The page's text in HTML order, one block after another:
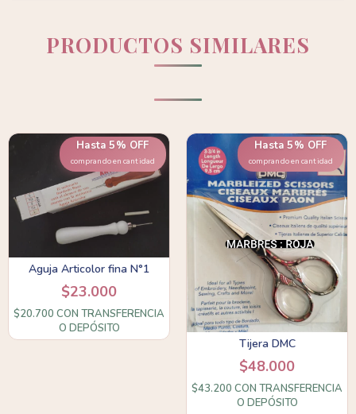
PRODUCTOS SIMILARES
Hasta 5% OFF
comprando en cantidad
Aguja Articolor fina N°1
$23.000
$20.700 CON TRANSFERENCIA
O DEPÓSITO
Hasta 5% OFF
comprando en cantidad
Tijera DMC
$48.000
$43.200 CON TRANSFERENCIA
O DEPÓSITO